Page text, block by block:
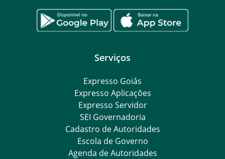
Serviços
Expresso Goiás
Expresso Aplicações
Expresso Servidor
SEI Governadoria
Cadastro de Autoridades
Escola de Governo
Agenda de Autoridades